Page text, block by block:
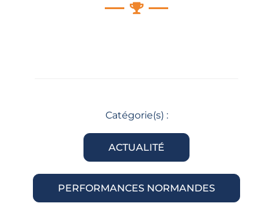
Catégorie(s) :
ACTUALITÉ
PERFORMANCES NORMANDES